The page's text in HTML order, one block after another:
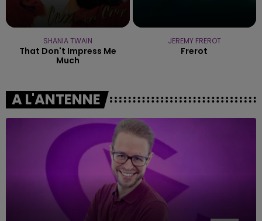
SHANIA TWAIN
That Don't Impress Me
Much
JEREMY FREROT
Frerot
A L'ANTENNE